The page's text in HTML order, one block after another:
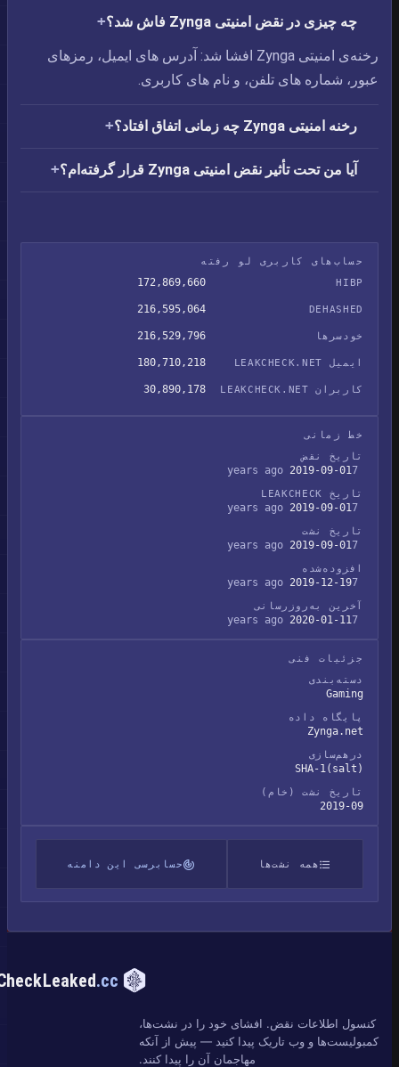
چه چیزی در نقض امنیتی Zynga فاش شد؟
رخنه‌ی امنیتی Zynga افشا شد: آدرس های ایمیل،‏ رمزهای
عبور،‏ شماره های تلفن، و نام های کاربری.
رخنه امنیتی Zynga چه زمانی اتفاق افتاد؟
آیا من تحت تأثیر نقض امنیتی Zynga قرار گرفته‌ام؟
حساب‌های کاربری لو رفته
HIBP
172,869,660
DEHASHED
216,595,064
خودسرها 216,529,796
ایمیل LEAKCHECK.NET 180,710,218
کاربران LEAKCHECK.NET 30,890,178
خط زمانی
تاریخ نقض
2019-09-01
تاریخ LEAKCHECK
2019-09-01
تاریخ نشت
2019-09-01
افزوده‌شده
2019-12-19
آخرین به‌روزرسانی
2020-01-11
جزئیات فنی
دسته‌بندی
Gaming
پایگاه داده
Zynga.net
درهم‌سازی
SHA-1(salt)
تاریخ نشت (خام)
2019-09
همه نشت‌ها حسابرسی این دامنه
CheckLeaked.cc
کنسول اطلاعات نقض. افشای خود را در نشت‌ها،
کمبولیست‌ها و وب تاریک پیدا کنید — پیش از آنکه
مهاجمان آن را پیدا کنند.